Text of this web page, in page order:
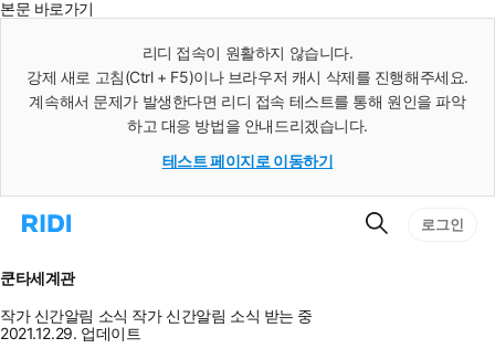
본문 바로가기
리디 접속이 원활하지 않습니다.
강제 새로 고침(Ctrl + F5)이나 브라우저 캐시 삭제를 진행해주세요.
계속해서 문제가 발생한다면 리디 접속 테스트를 통해 원인을 파악
하고 대응 방법을 안내드리겠습니다.
테스트 페이지로 이동하기
리
으
로
이
동
검
로그인
쿤타세계관
작가 신간알림 소식 작가 신간알림 소식 받는 중
2021.12.29. 업데이트